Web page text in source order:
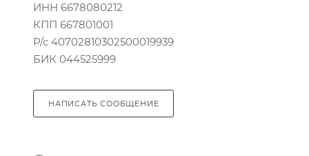
ИНН 6678080212
КПП 667801001
Р/с 40702810302500019939
БИК 044525999
НАПИСАТЬ СООБЩЕНИЕ